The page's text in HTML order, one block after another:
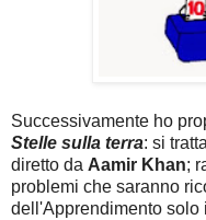
Successivamente ho
Stelle sulla terra: si
diretto da Aamir Khan;
problemi che saranno
dell'Apprendimento solo